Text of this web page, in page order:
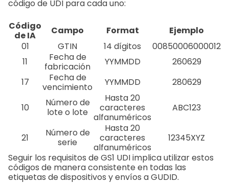
código de UDI para cada uno:
Código
de IA
Campo Format
Ejemplo
01
GTIN 14 dígitos
00850006000012
11
Fecha de
fabricación
YYMMDD
260629
17
Fecha de
vencimiento
YYMMDD 280629
10
Número de
lote o lote
Hasta 20
caracteres
alfanuméricos
ABC123
21
Número de
serie
Hasta 20
caracteres
alfanuméricos
12345XYZ
Seguir los requisitos de GS1 UDI implica utilizar estos
códigos de manera consistente en todas las
etiquetas de dispositivos y envíos a GUDID.